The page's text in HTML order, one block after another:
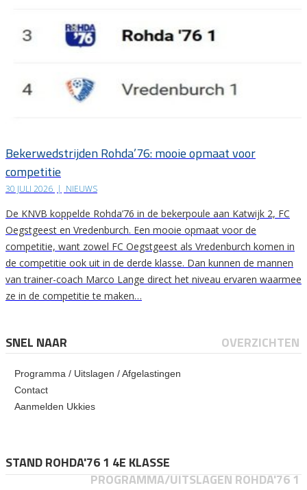
Bekerwedstrijden Rohda’76: mooie opmaat voor
competitie
30 JULI 2026 | NIEUWS
De KNVB koppelde Rohda’76 in de bekerpoule aan Katwijk 2, FC
Oegstgeest en Vredenburch. Een mooie opmaat voor de
competitie, want zowel FC Oegstgeest als Vredenburch komen in
de competitie ook uit in de derde klasse. Dan kunnen de mannen
van trainer-coach Marco Lange direct het niveau ervaren waarmee
ze in de competitie te maken…
SNEL NAAR OVERZICHTEN
Programma / Uitslagen / Afgelastingen
Contact
Aanmelden Ukkies
STAND ROHDA'76 1 4E KLASSE
PROGRAMMA/UITSLAGEN ROHDA'76 1